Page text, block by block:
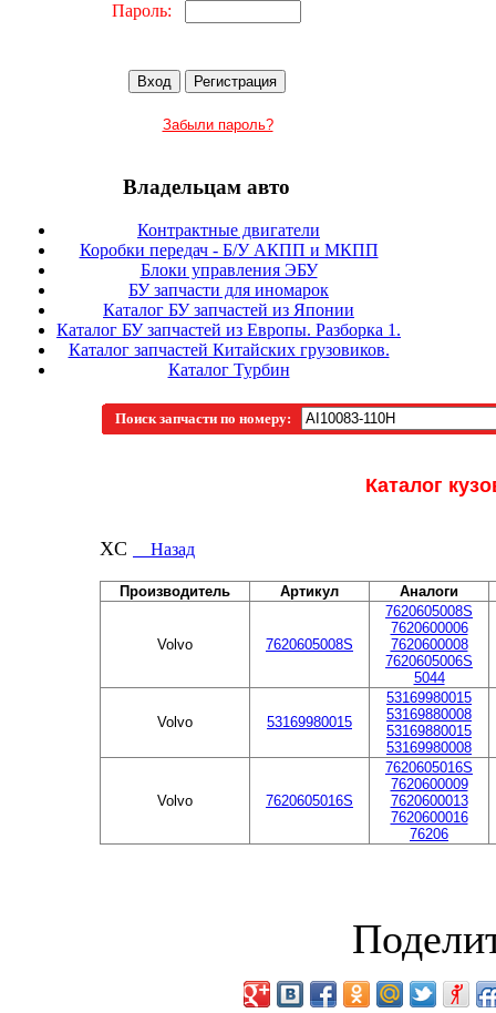
Пароль:
Забыли пароль?
Владельцам авто
Контрактные двигатели
Коробки передач - Б/У АКПП и МКПП
Блоки управления ЭБУ
БУ запчасти для иномарок
Каталог БУ запчастей из Японии
Каталог БУ запчастей из Европы. Разборка 1.
Каталог запчастей Китайских грузовиков.
Каталог Турбин
Поиск запчасти по номеру:
Каталог
XC Назад
Производитель Артикул Аналоги
Volvo 7620605008S
7620605008S
7620600006
7620600008
7620605006S
5044
Volvo 53169980015
53169980015
53169880008
53169880015
53169980008
Volvo 7620605016S
7620605016S
7620600009
7620600013
7620600016
76206